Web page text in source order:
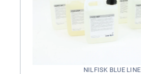
NILFISK BLUE LINE